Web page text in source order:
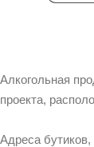
Алкогольная
проекта,
Адреса